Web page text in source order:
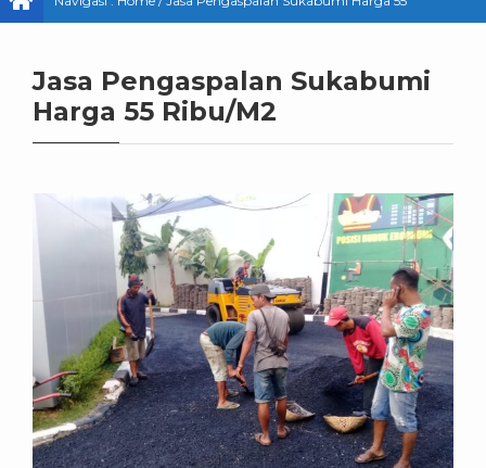
Jasa Pengaspalan Sukabumi
Harga 55 Ribu/M2